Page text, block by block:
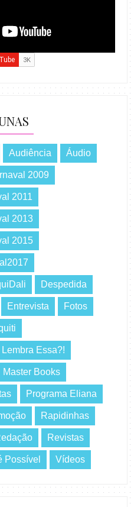
Audiência Áudio
2009
2011
2013
2015
Despedida
Entrevista Fotos
Lembra Essa?!
Master Books
Programa Eliana
Rapidinhas
Revistas
Possível Vídeos